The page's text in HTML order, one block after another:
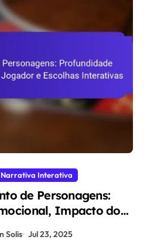
Narrativa Interativa
de Personagens:
Impacto do
Solis Jul 23, 2025